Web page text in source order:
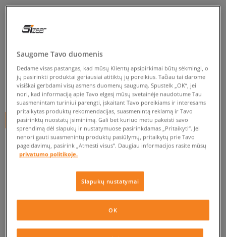
DICKIES DŽEMPERIS SU
GOBTUVU PAYSON HOODIE
vyrams, džemperiai
0.0(0)
90€
+ 90 tšk.SizeerClub
SPALVA PILKA
Saugome Tavo duomenis
Dedame visas pastangas, kad mūsų Klientų apsipirkimai būtų sėkmingi, o
jų pasirinkti produktai geriausiai atitiktų jų poreikius. Tačiau tai darome
visiškai gerbdami visų asmens duomenų saugumą. Spustelk „OK“, jei
nori, kad informaciją apie Tavo elgesį mūsų svetainėje naudotume Tau
suasmenintam turiniui parengti, įskaitant Tavo poreikiams ir interesams
pritaikytas produktų rekomendacijas, suasmenintą reklamą ir Tavo
pasirinktų nuostatų įsiminimą. Gali bet kuriuo metu pakeisti savo
sprendimą dėl slapukų ir nustatymuose pasirinkdamas „Pritaikyti“. Jei
nenori gauti suasmenintų produktų pasiūlymų, pritaikytų prie Tavo
pageidavimų, pasirink „Atmesti visus”. Daugiau informacijos rasite mūsų
privatumo politikoje.
Slapukų nustatymai
OK